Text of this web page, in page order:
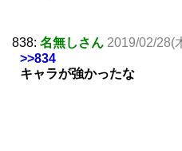
838: 名無しさん 2019/02/28(
>>834
キャラが強かったな